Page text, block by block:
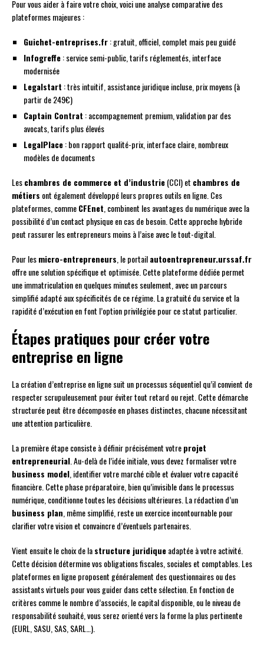
Pour vous aider à faire votre choix, voici une analyse comparative des
plateformes majeures :
Guichet-entreprises.fr: gratuit, officiel, complet mais peu guidé
Infogreffe: service semi-public, tarifs réglementés, interface
modernisée
Legalstart : très intuitif, assistance juridique incluse, prix moyens (à
partir de 249€)
Captain Contrat : accompagnement premium, validation par des
avocats, tarifs plus élevés
LegalPlace: bon rapport qualité-prix, interface claire, nombreux
modèles de documents
Leschambres de commerce et d’industrie(CCI) et chambres de
métiers ont également développé leurs propres outils en ligne. Ces
plateformes, commeCFEnet , combinent les avantages du numérique avec la
possibilité d’un contact physique en cas de besoin. Cette approche hybride
peut rassurer les entrepreneurs moins à l’aise avec le tout-digital.
Pour lesmicro-entrepreneurs , le portailautoentrepreneur.urssaf.fr
offre une solution spécifique et optimisée. Cette plateforme dédiée permet
une immatriculation en quelques minutes seulement, avec un parcours
simplifié adapté aux spécificités de ce régime. La gratuité du service et la
rapidité d’exécution en font l’option privilégiée pour ce statut particulier.
Étapes pratiques pour créer votre
entreprise en ligne
La création d’entreprise en ligne suit un processus séquentiel qu’il convient de
respecter scrupuleusement pour éviter tout retard ou rejet. Cette démarche
structurée peut être décomposée en phases distinctes, chacune nécessitant
une attention particulière.
La première étape consiste à définir précisément votreprojet
entrepreneurial . Au-delà de l’idée initiale, vous devez formaliser votre
business model , identifier votre marché cible et évaluer votre capacité
financière. Cette phase préparatoire, bien qu’invisible dans le processus
numérique, conditionne toutes les décisions ultérieures. La rédaction d’un
business plan , même simplifié, reste un exercice incontournable pour
clarifier votre vision et convaincre d’éventuels partenaires.
Vient ensuite le choix de lastructure juridiqueadaptée à votre activité.
Cette décision détermine vos obligations fiscales, sociales et comptables. Les
plateformes en ligne proposent généralement des questionnaires ou des
assistants virtuels pour vous guider dans cette sélection. En fonction de
critères comme le nombre d’associés, le capital disponible, ou le niveau de
responsabilité souhaité, vous serez orienté vers la forme la plus pertinente
(EURL, SASU, SAS, SARL…).